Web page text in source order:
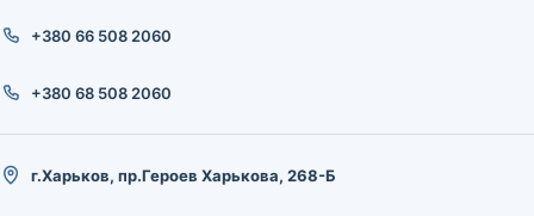
+380 66 508 2060
+380 68 508 2060
г.Харьков, пр.Героев Харькова, 268-Б